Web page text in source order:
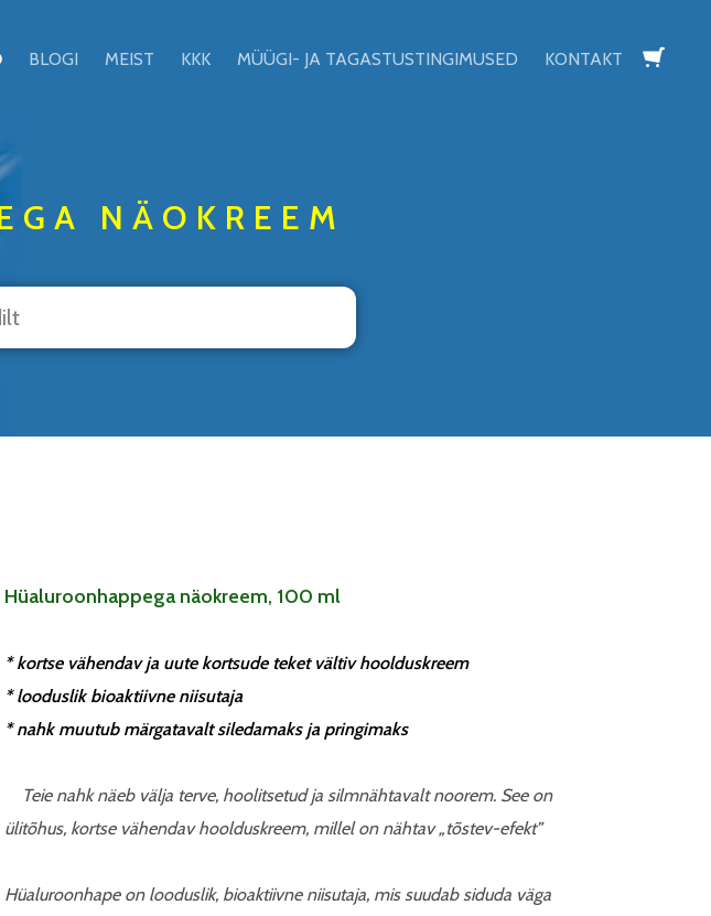
BLOGI MEIST KKK MÜÜGI- JA TAGASTUSTINGIMUSED KONTAKT
NÄOKREEM
Hüaluroonhappega näokreem, 100 ml
* kortse vähendav ja uute kortsude teket vältiv hoolduskreem
* looduslik bioaktiivne niisutaja
* nahk muutub märgatavalt siledamaks ja pringimaks
Teie nahk näeb välja terve, hoolitsetud ja silmnähtavalt noorem. See on
ülitõhus, kortse vähendav hoolduskreem, millel on nähtav „tõstev-efekt”
Hüaluroonhape on looduslik, bioaktiivne niisutaja, mis suudab siduda väga